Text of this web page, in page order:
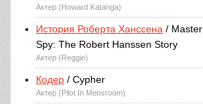
Актер (Howard Katanga)
История Роберта Ханссена / Master
Spy: The Robert Hanssen Story
Актер (Reggie)
Кодер / Cypher
Актер (Pilot In Mensroom)